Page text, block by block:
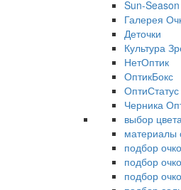
Sun-Season
Галерея
Деточки
Культура
НетОптик
ОптикБокс
ОптиСтатус
Черника
выбор
материалы
подбор
подбор
подбор